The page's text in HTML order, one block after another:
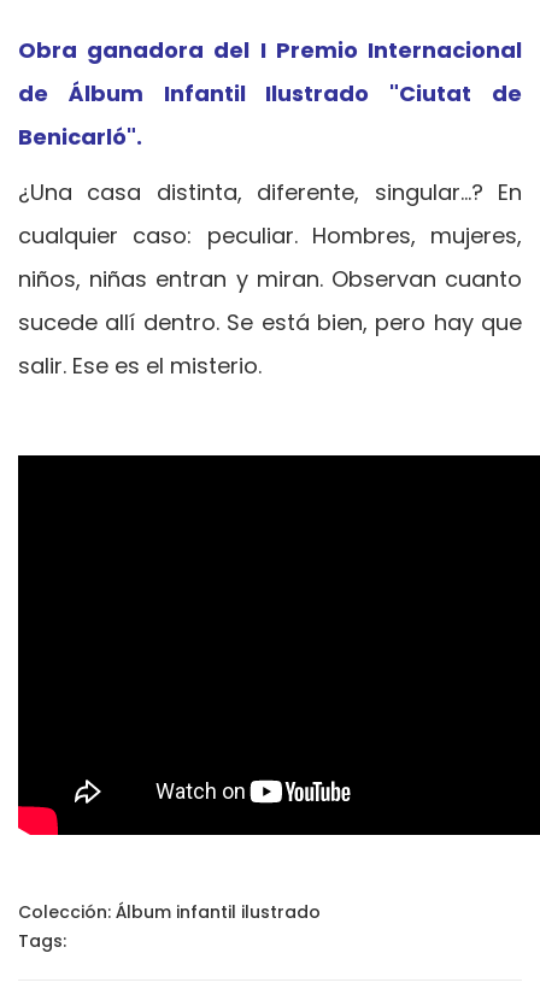
Obra ganadora del I Premio Internacional
de Álbum Infantil Ilustrado "Ciutat de
Benicarló".
¿Una casa distinta, diferente, singular…? En
cualquier caso: peculiar. Hombres, mujeres,
niños, niñas entran y miran. Observan cuanto
sucede allí dentro. Se está bien, pero hay que
salir. Ese es el misterio.
Colección: Álbum infantil ilustrado
Tags: